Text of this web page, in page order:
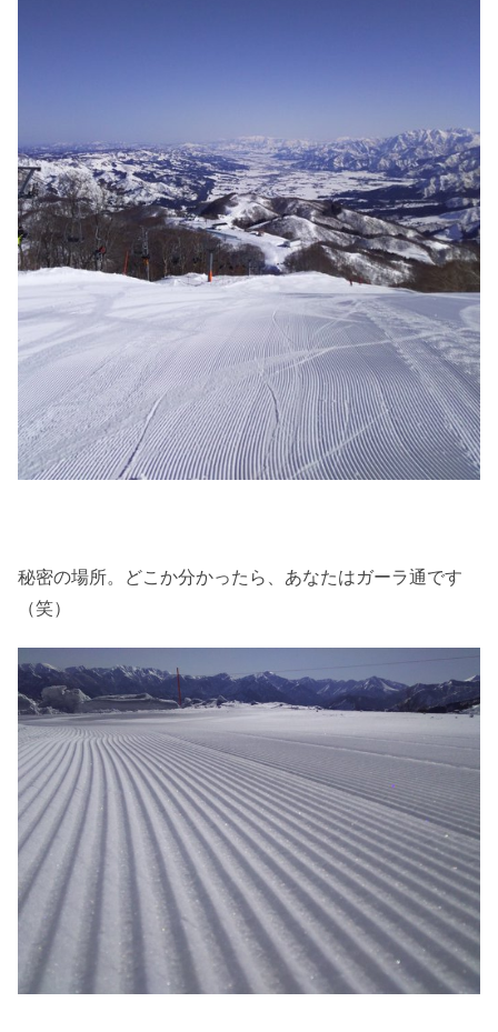
秘密の場所。どこか分かったら、あなたはガーラ通です
（笑）